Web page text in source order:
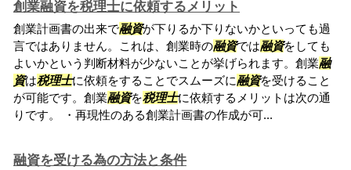
創業融資を税理士に依頼するメリット
創業計画書の出来で融資が下りるか下りないかといっても過
言ではありません。これは、創業時の融資では融資をしても
よいかという判断材料が少ないことが挙げられます。創業融
資は税理士に依頼をすることでスムーズに融資を受けること
が可能です。創業融資を税理士に依頼するメリットは次の通
りです。 ・再現性のある創業計画書の作成が可...
融資を受ける為の方法と条件